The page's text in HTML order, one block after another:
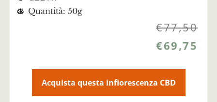
Quantità: 50g
€77,50
€69,75
Acquista questa infiorescenza CBD